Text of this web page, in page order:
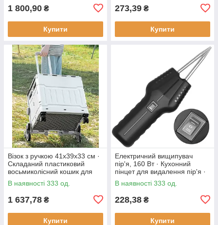
1 800,90 ₴
Купити
273,39 ₴
Купити
Візок з ручкою 41х39х33 см ·
Складаний пластиковий
восьмиколісний кошик для
продуктів
В наявності 333 од.
1 637,78 ₴
Купити
Електричний вищипувач
пір'я, 160 Вт · Кухонний
пінцет для видалення пір'я ·
Інструмент - щипці для
ощипування птиці
В наявності 333 од.
228,38 ₴
Купити